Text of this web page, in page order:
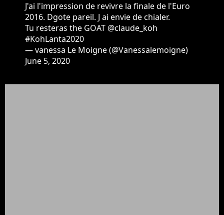
J'ai l'impression de revivre la finale de l'Euro
2016. Dgote pareil. J ai envie de chialer.
Tu resteras the GOAT @claude_koh
#KohLanta2020
— vanessa Le Moigne (@Vanessalemoigne)
June 5, 2020